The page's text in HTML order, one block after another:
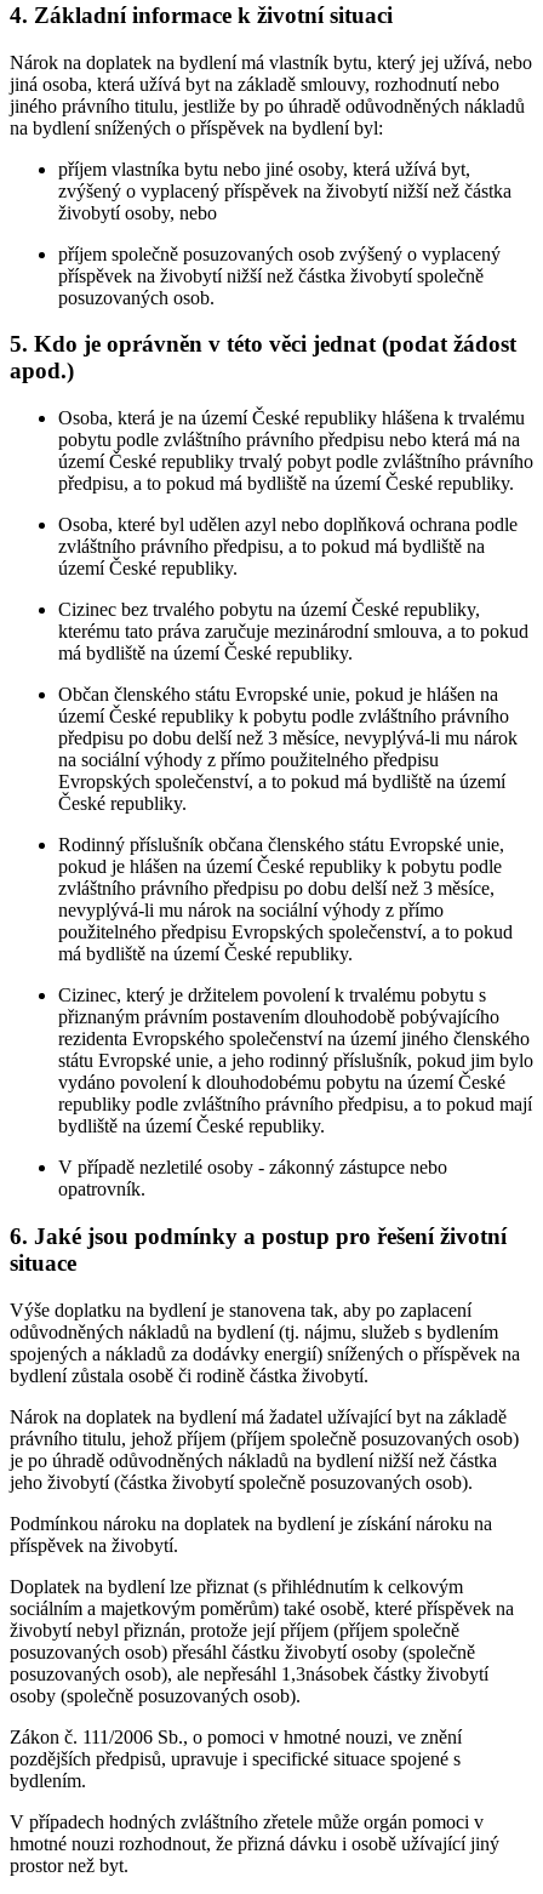
4. Základní informace k životní situaci
Nárok na doplatek na bydlení má vlastník bytu, který jej užívá, nebo
jiná osoba, která užívá byt na základě smlouvy, rozhodnutí nebo
jiného právního titulu, jestliže by po úhradě odůvodněných nákladů
na bydlení snížených o příspěvek na bydlení byl:
příjem vlastníka bytu nebo jiné osoby, která užívá byt,
zvýšený o vyplacený příspěvek na živobytí nižší než částka
živobytí osoby, nebo
příjem společně posuzovaných osob zvýšený o vyplacený
příspěvek na živobytí nižší než částka živobytí společně
posuzovaných osob.
5. Kdo je oprávněn v této věci jednat (podat žádost
apod.)
Osoba, která je na území České republiky hlášena k trvalému
pobytu podle zvláštního právního předpisu nebo která má na
území České republiky trvalý pobyt podle zvláštního právního
předpisu, a to pokud má bydliště na území České republiky.
Osoba, které byl udělen azyl nebo doplňková ochrana podle
zvláštního právního předpisu, a to pokud má bydliště na
území České republiky.
Cizinec bez trvalého pobytu na území České republiky,
kterému tato práva zaručuje mezinárodní smlouva, a to pokud
má bydliště na území České republiky.
Občan členského státu Evropské unie, pokud je hlášen na
území České republiky k pobytu podle zvláštního právního
předpisu po dobu delší než 3 měsíce, nevyplývá-li mu nárok
na sociální výhody z přímo použitelného předpisu
Evropských společenství, a to pokud má bydliště na území
České republiky.
Rodinný příslušník občana členského státu Evropské unie,
pokud je hlášen na území České republiky k pobytu podle
zvláštního právního předpisu po dobu delší než 3 měsíce,
nevyplývá-li mu nárok na sociální výhody z přímo
použitelného předpisu Evropských společenství, a to pokud
má bydliště na území České republiky.
Cizinec, který je držitelem povolení k trvalému pobytu s
přiznaným právním postavením dlouhodobě pobývajícího
rezidenta Evropského společenství na území jiného členského
státu Evropské unie, a jeho rodinný příslušník, pokud jim bylo
vydáno povolení k dlouhodobému pobytu na území České
republiky podle zvláštního právního předpisu, a to pokud mají
bydliště na území České republiky.
V případě nezletilé osoby - zákonný zástupce nebo
opatrovník.
6. Jaké jsou podmínky a postup pro řešení životní
situace
Výše doplatku na bydlení je stanovena tak, aby po zaplacení
odůvodněných nákladů na bydlení (tj. nájmu, služeb s bydlením
spojených a nákladů za dodávky energií) snížených o příspěvek na
bydlení zůstala osobě či rodině částka živobytí.
Nárok na doplatek na bydlení má žadatel užívající byt na základě
právního titulu, jehož příjem (příjem společně posuzovaných osob)
je po úhradě odůvodněných nákladů na bydlení nižší než částka
jeho živobytí (částka živobytí společně posuzovaných osob).
Podmínkou nároku na doplatek na bydlení je získání nároku na
příspěvek na živobytí.
Doplatek na bydlení lze přiznat (s přihlédnutím k celkovým
sociálním a majetkovým poměrům) také osobě, které příspěvek na
živobytí nebyl přiznán, protože její příjem (příjem společně
posuzovaných osob) přesáhl částku živobytí osoby (společně
posuzovaných osob), ale nepřesáhl 1,3násobek částky živobytí
osoby (společně posuzovaných osob).
Zákon č. 111/2006 Sb., o pomoci v hmotné nouzi, ve znění
pozdějších předpisů, upravuje i specifické situace spojené s
bydlením.
V případech hodných zvláštního zřetele může orgán pomoci v
hmotné nouzi rozhodnout, že přizná dávku i osobě užívající jiný
prostor než byt.